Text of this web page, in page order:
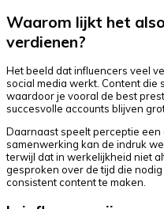
Waarom lijkt het
verdienen?
Het beeld dat influencers veel
social media werkt. Content die
waardoor je vooral de best
succesvolle accounts blijven
Daarnaast speelt perceptie
samenwerking kan de indruk
terwijl dat in werkelijkheid niet
gesproken over de tijd die
consistent content te maken.